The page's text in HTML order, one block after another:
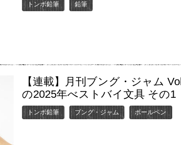
トンボ鉛筆 鉛筆
【連載】月刊ブング・ジャム
の2025年べストバイ文具 その1
トンボ鉛筆 ブング・ジャム ボールペン